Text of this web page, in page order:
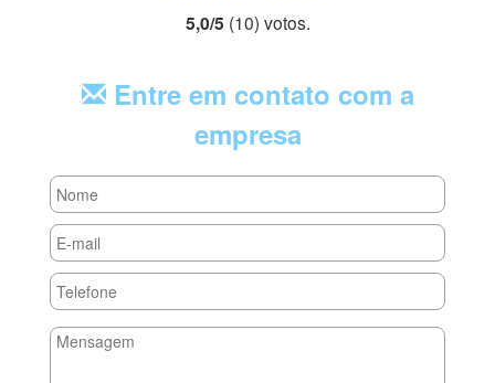
5,0/5 (10) votos.
Entre em contato com a
empresa